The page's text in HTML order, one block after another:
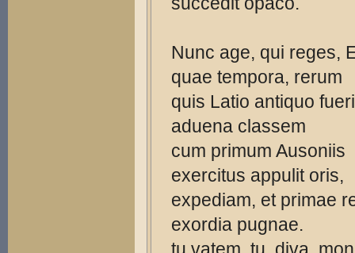
Nunc age, qui reges,
quae tempora, rerum
quis Latio antiquo
aduena classem
cum primum Ausoniis
exercitus appulit oris,
expediam, et primae
exordia pugnae.